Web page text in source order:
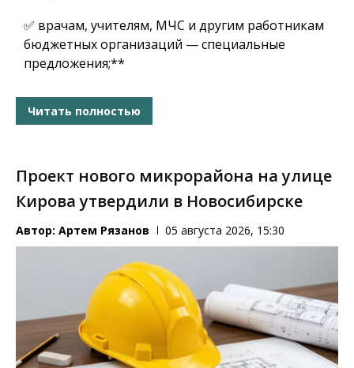
✅ врачам, учителям, МЧС и другим работникам
бюджетных организаций — специальные
предложения;**
Читать полностью
Проект нового микрорайона на улице
Кирова утвердили в Новосибирске
Автор: Артем Рязанов 05 августа 2026, 15:30